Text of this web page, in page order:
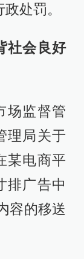
处罚。
社会良好
场监督管
理局关于
某电商平
排广告中
容的移送